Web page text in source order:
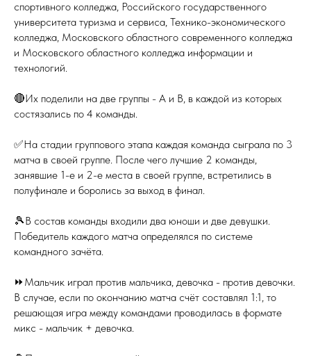
спортивного колледжа, Российского государственного
университета туризма и сервиса, Технико-экономического
колледжа, Московского областного современного колледжа
и Московского областного колледжа информации и
технологий.
🔴Их поделили на две группы - А и В, в каждой из которых
состязались по 4 команды.
✅На стадии группового этапа каждая команда сыграла по 3
матча в своей группе. После чего лучшие 2 команды,
занявшие 1-е и 2-е места в своей группе, встретились в
полуфинале и боролись за выход в финал.
🎾В состав команды входили два юноши и две девушки.
Победитель каждого матча определялся по системе
командного зачёта.
⏩Мальчик играл против мальчика, девочка - против девочки.
В случае, если по окончанию матча счёт составлял 1:1, то
решающая игра между командами проводилась в формате
микс - мальчик + девочка.